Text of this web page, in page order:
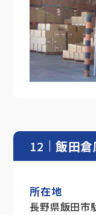
12 飯田倉
所在地
長野県飯田市